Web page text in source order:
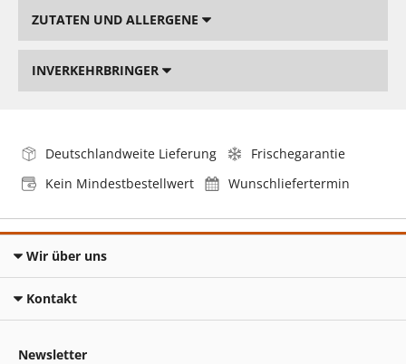
ZUTATEN UND ALLERGENE
INVERKEHRBRINGER
Deutschlandweite Lieferung
Frischegarantie
Kein Mindestbestellwert
Wunschliefertermin
Wir über uns
Kontakt
Newsletter